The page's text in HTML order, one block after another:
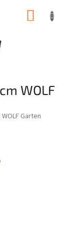
WOLF
WOLF Garten